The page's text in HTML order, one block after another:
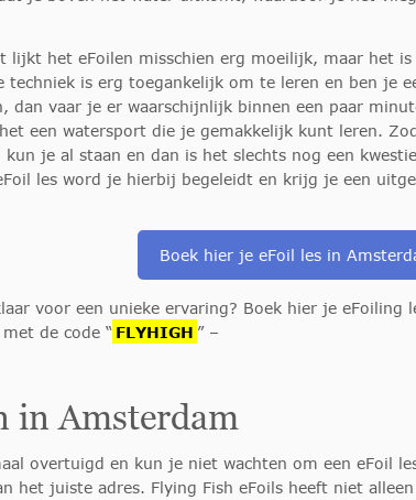
lijkt het eFoilen misschien erg moeilijk, maar het
techniek is erg toegankelijk om te leren en ben je
dan vaar je er waarschijnlijk binnen een paar
een watersport die je gemakkelijk kunt leren.
kun je al staan en dan is het slechts nog een
les word je hierbij begeleidt en krijg je een
Boek hier je eFoil les in
voor een unieke ervaring? Boek hier je
de code “ FLYHIGH ” –
in Amsterdam
overtuigd en kun je niet wachten om een eFoil
het juiste adres. Flying Fish eFoils heeft niet